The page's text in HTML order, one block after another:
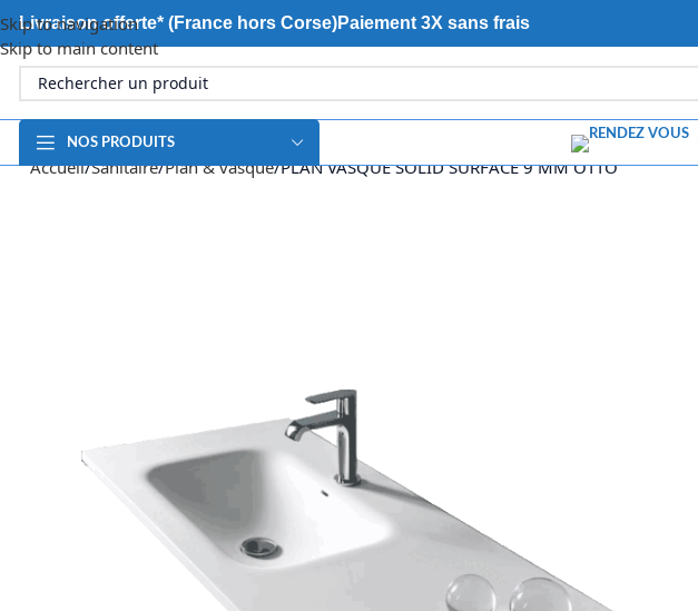
Skip to navigation
Skip to main content
Livraison offerte* (France hors Corse)Paiement 3X sans frais
NOS PRODUITS
Accueil Sanitaire Plan & vasque PLAN VASQUE SOLID SURFACE 9 MM OTTO